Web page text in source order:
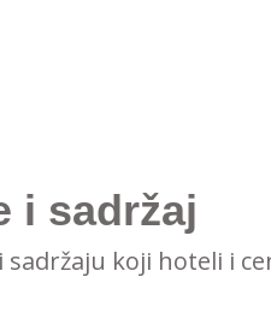
i sadržaj
koji hoteli i